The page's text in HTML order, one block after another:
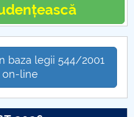
baza legii 544/2001
on-line